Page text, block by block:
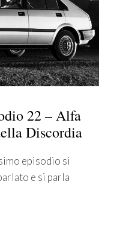
22 – Alfa
Discordia
episodio si
e si parla